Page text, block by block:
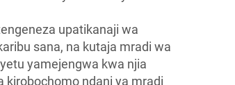
upatikanaji wa
sana, na kutaja mradi wa
yamejengwa kwa njia
kirobochomo ndani ya mradi